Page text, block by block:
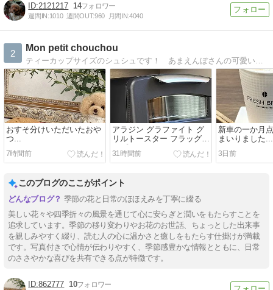
2121217 14
週間IN:1010 週間OUT:960 月間IN:4040
2
Mon petit chouchou
おすそ分けいただいたおや
つ...
7時間前
アラジン グラファイト グ
リルトースター フラッグシ
ップモデル...
31時間前
新車の一か月
まいりました...
3日前
このブログのここがポイント
季節の花と日常のほほえみを丁寧に綴る
美しい花々や四季折々の風景を通じて心に安らぎと潤いをもたらすことを
追求しています。季節の移り変わりやお花のお世話、ちょっとした出来事
を親しみやすく綴り、読む人の心に温かさと癒しをもたらす仕掛けが満載
です。写真付きで心情が伝わりやすく、季節感豊かな情報とともに、日常
のささやかな喜びを共有できる点が特徴です。
862777 10